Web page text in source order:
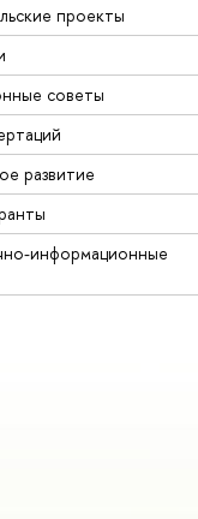
проекты
советы
развитие
информационные